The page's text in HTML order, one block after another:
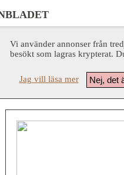
Vi använder annonser från
besökt som lagras krypterat.
Nej, det
Jag vill läsa mer